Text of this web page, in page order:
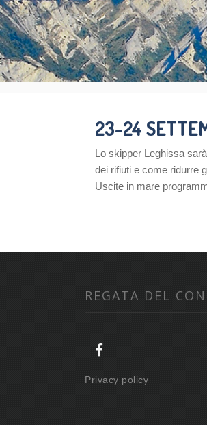
23-24
Lo skipper Leghissa
dei rifiuti e come ridurre
Uscite in mare
REGATA DEL
Privacy policy